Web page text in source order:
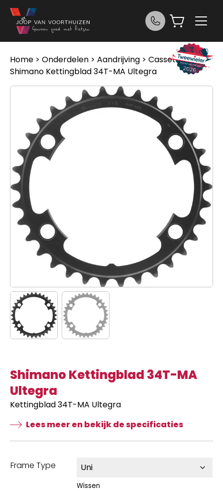
Ga naar de inhoud
Home > Onderdelen > Aandrijving > Cassettes>
Shimano Kettingblad 34T-MA Ultegra
Shimano Kettingblad 34T-MA
Ultegra
Kettingblad 34T-MA Ultegra
Lees meer en bekijk de specificaties
Frame Type
Wissen